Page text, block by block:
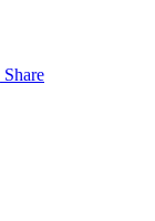
Share